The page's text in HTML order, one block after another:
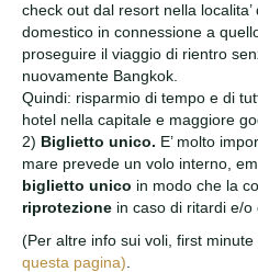
check out dal resort nella
domestico in connessione a
proseguire il viaggio di rientro
nuovamente Bangkok.
Quindi: risparmio di tempo e di
hotel nella capitale e maggiore
2) Biglietto unico. E’ molto
mare prevede un volo interno,
biglietto unico in modo che la
riprotezione in caso di ritardi e/o
(Per altre info sui voli, first
questa pagina)